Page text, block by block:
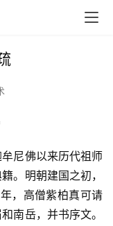
尼佛以来历代祖师
。明朝建国之初，
，高僧紫柏真可请
南岳，并书序文。